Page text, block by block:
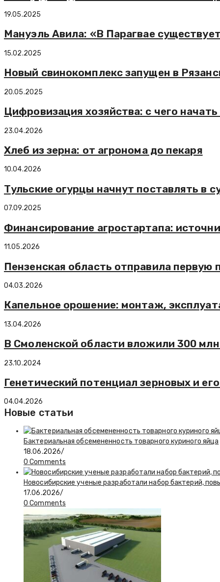
19.05.2025
Мануэль Авила: «В Парагвае
15.02.2025
Новый свинокомплекс запущен в
20.05.2025
Цифровизация хозяйства: с чего
23.04.2026
Хлеб из зерна: от агронома до пекаря
10.04.2026
Тульские огурцы начнут поставлять в
07.09.2025
Финансирование агростартапа:
11.05.2026
Пензенская область отправила
04.03.2026
Капельное орошение: монтаж,
13.04.2026
В Смоленской области вложили 300
23.10.2024
Генетический потенциал зерновых и
04.04.2026
Новые статьи
Бактериальная обсемененность товарного куриного яйца
18.06.2026/
0 Comments
Новосибирские ученые разработали набор бактерий,
17.06.2026/
0 Comments